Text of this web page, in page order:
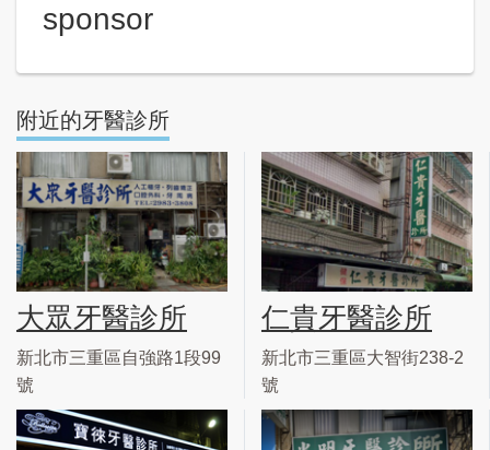
sponsor
附近的牙醫診所
大眾牙醫診所
新北市三重區自強路1段99
號
仁貴牙醫診所
新北市三重區大智街238-2
號